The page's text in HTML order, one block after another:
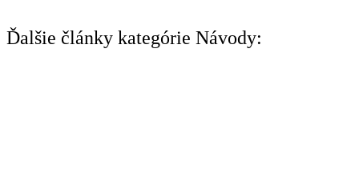
Ďalšie články kategórie Návody: